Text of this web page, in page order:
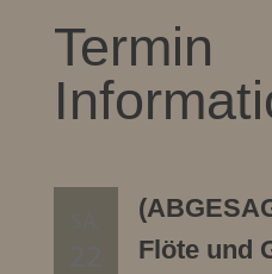
Termin
Flöte und